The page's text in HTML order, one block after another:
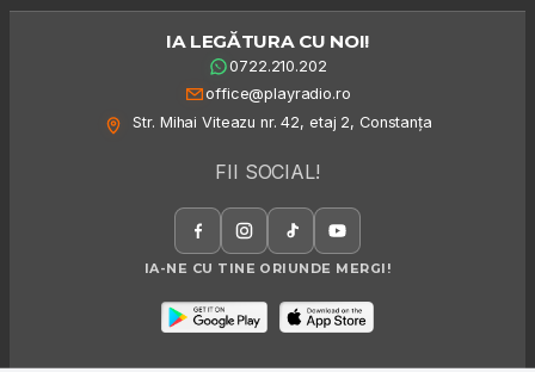
IA LEGĂTURA CU NOI!
0722.210.202
office@playradio.ro
Str. Mihai Viteazu nr. 42, etaj 2, Constanța
FII SOCIAL!
IA-NE CU TINE ORIUNDE MERGI!